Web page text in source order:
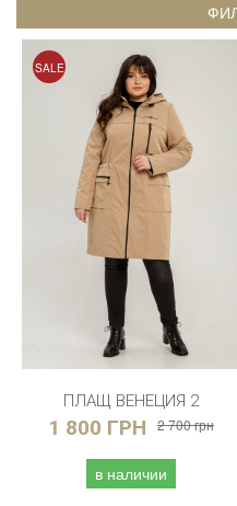
SALE
ПЛАЩ ВЕНЕЦИЯ 2
1 800 ГРН 2 700 грн
в наличии